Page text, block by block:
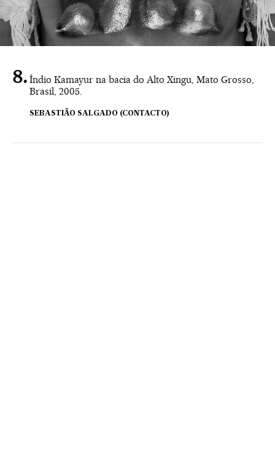
Índio Kamayur na bacia do Alto Xingu, Mato Grosso,
Brasil, 2005.
SEBASTIÃO SALGADO (CONTACTO)